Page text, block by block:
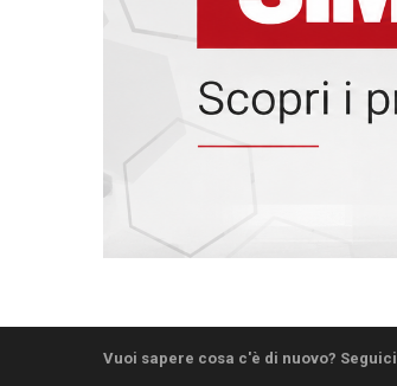
Vuoi sapere cosa c'è di nuovo? Seguici